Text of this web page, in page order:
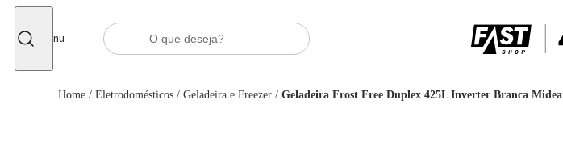
Menu
Home / Eletrodomésticos / Geladeira e Freezer / Geladeira Frost Free Duplex 425L Inverter Branca Midea